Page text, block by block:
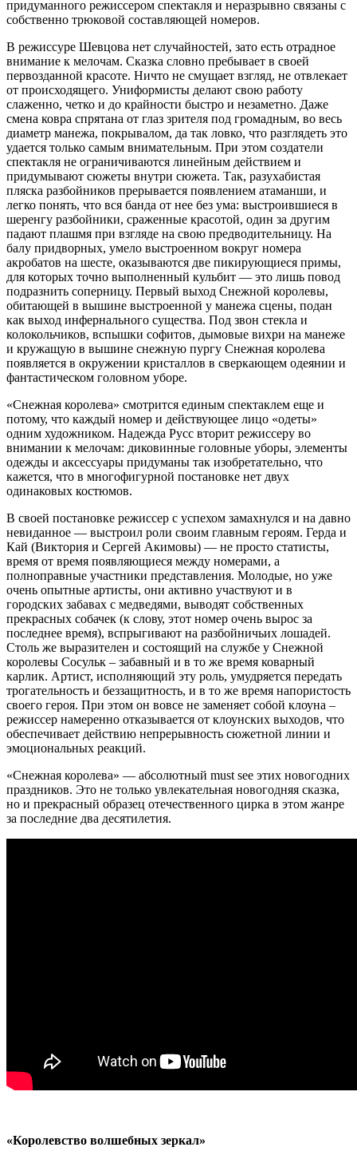
придуманного режиссером спектакля и неразрывно связаны с
собственно трюковой составляющей номеров.
В режиссуре Шевцова нет случайностей, зато есть отрадное
внимание к мелочам. Сказка словно пребывает в своей
первозданной красоте. Ничто не смущает взгляд, не отвлекает
от происходящего. Униформисты делают свою работу
слаженно, четко и до крайности быстро и незаметно. Даже
смена ковра спрятана от глаз зрителя под громадным, во весь
диаметр манежа, покрывалом, да так ловко, что разглядеть это
удается только самым внимательным. При этом создатели
спектакля не ограничиваются линейным действием и
придумывают сюжеты внутри сюжета. Так, разухабистая
пляска разбойников прерывается появлением атаманши, и
легко понять, что вся банда от нее без ума: выстроившиеся в
шеренгу разбойники, сраженные красотой, один за другим
падают плашмя при взгляде на свою предводительницу. На
балу придворных, умело выстроенном вокруг номера
акробатов на шесте, оказываются две пикирующиеся примы,
для которых точно выполненный кульбит — это лишь повод
подразнить соперницу. Первый выход Снежной королевы,
обитающей в вышине выстроенной у манежа сцены, подан
как выход инфернального существа. Под звон стекла и
колокольчиков, вспышки софитов, дымовые вихри на манеже
и кружащую в вышине снежную пургу Снежная королева
появляется в окружении кристаллов в сверкающем одеянии и
фантастическом головном уборе.
«Снежная королева» смотрится единым спектаклем еще и
потому, что каждый номер и действующее лицо «одеты»
одним художником. Надежда Русс вторит режиссеру во
внимании к мелочам: диковинные головные уборы, элементы
одежды и аксессуары придуманы так изобретательно, что
кажется, что в многофигурной постановке нет двух
одинаковых костюмов.
В своей постановке режиссер с успехом замахнулся и на давно
невиданное — выстроил роли своим главным героям. Герда и
Кай (Виктория и Сергей Акимовы) — не просто статисты,
время от время появляющиеся между номерами, а
полноправные участники представления. Молодые, но уже
очень опытные артисты, они активно участвуют и в
городских забавах с медведями, выводят собственных
прекрасных собачек (к слову, этот номер очень вырос за
последнее время), вспрыгивают на разбойничьих лошадей.
Столь же выразителен и состоящий на службе у Снежной
королевы Сосульк – забавный и в то же время коварный
карлик. Артист, исполняющий эту роль, умудряется передать
трогательность и беззащитность, и в то же время напористость
своего героя. При этом он вовсе не заменяет собой клоуна –
режиссер намеренно отказывается от клоунских выходов, что
обеспечивает действию непрерывность сюжетной линии и
эмоциональных реакций.
«Снежная королева» — абсолютный must see этих новогодних
праздников. Это не только увлекательная новогодняя сказка,
но и прекрасный образец отечественного цирка в этом жанре
за последние два десятилетия.
«Королевство волшебных зеркал»